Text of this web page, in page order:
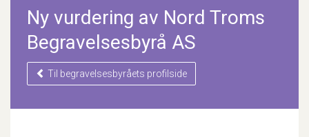
Ny vurdering av Nord Troms
Begravelsesbyrå AS
Til begravelsesbyråets profilside